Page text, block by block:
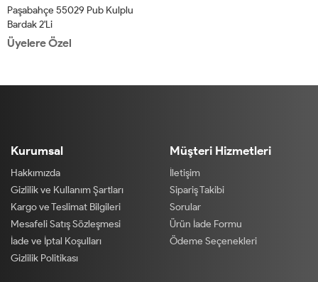
Paşabahçe 55029 Pub Kulplu
Bardak 2'li
Üyelere Özel
Kurumsal
Hakkımızda
Gizlilik ve Kullanım Şartları
Kargo ve Teslimat Bilgileri
Mesafeli Satış Sözleşmesi
İade ve İptal Koşulları
Gizlilik Politikası
Müşteri Hizmetleri
İletişim
Sipariş Takibi
Sorular
Ürün İade Formu
Ödeme Seçenekleri